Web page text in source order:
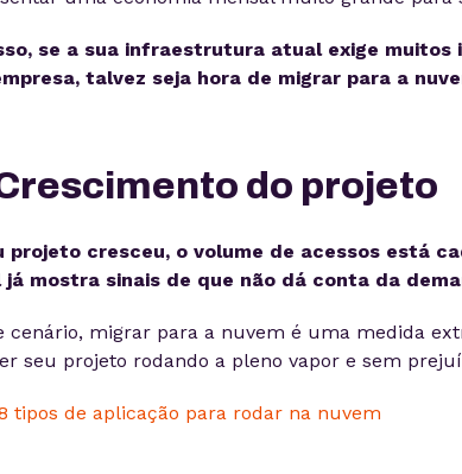
se a sua infraestrutura atual exige
talvez seja hora de migrar para a
do projeto
projeto cresceu, o volume de acessos está
já mostra sinais de que não dá conta da
cenário, migrar para a nuvem é uma medida
seu projeto rodando a pleno vapor e sem
tipos de aplicação para rodar na nuvem